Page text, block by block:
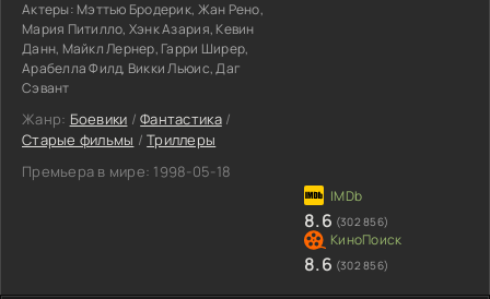
Актеры: Мэттью Бродерик, Жан Рено,
Мария Питилло, Хэнк Азария, Кевин
Данн, Майкл Лернер, Гарри Ширер,
Арабелла Филд, Викки Льюис, Даг
Сэвант
Жанр: Боевики /Фантастика/
Старые фильмы /Триллеры
Премьера в мире: 1998-05-18
8.6 (302 856)
8.6 (302 856)